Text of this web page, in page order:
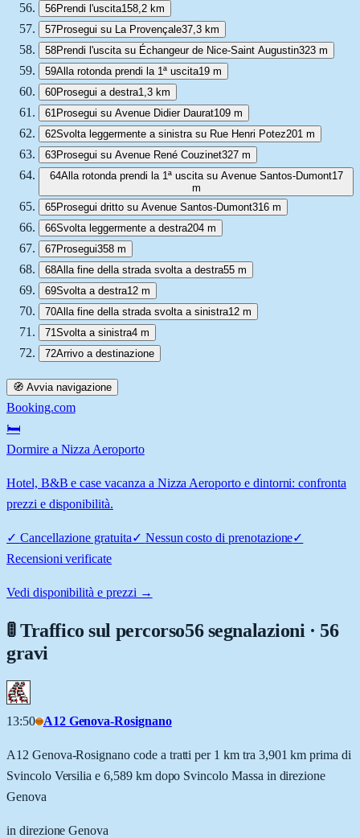
56Prendi l'uscita158,2 km
57Prosegui su La Provençale37,3 km
58Prendi l'uscita su Échangeur de Nice-Saint Augustin323 m
59Alla rotonda prendi la 1ª uscita19 m
60Prosegui a destra1,3 km
61 Prosegui su Avenue Didier Daurat109 m
62Svolta leggermente a sinistra su Rue Henri Potez201 m
63Prosegui su Avenue René Couzinet327 m
64Alla rotonda prendi la 1ª uscita su Avenue Santos-Dumont17
m
65Prosegui dritto su Avenue Santos-Dumont316 m
66Svolta leggermente a destra204 m
67Prosegui358 m
68Alla fine della strada svolta a destra55 m
69Svolta a destra12 m
70Alla fine della strada svolta a sinistra12 m
71Svolta a sinistra4 m
72Arrivo a destinazione
🧭 Avvia navigazione
Booking.com
🛏️
Dormire a Nizza Aeroporto
Hotel, B&B e case vacanza a Nizza Aeroporto e dintorni: confronta
prezzi e disponibilità.
✓ Cancellazione gratuita✓ Nessun costo di prenotazione✓
Recensioni verificate
Vedi disponibilità e prezzi →
🚦 Traffico sul percorso56 segnalazioni · 56
gravi
13:50 A12 Genova-Rosignano
A12 Genova-Rosignano code a tratti per 1 km tra 3,901 km prima di
Svincolo Versilia e 6,589 km dopo Svincolo Massa in direzione
Genova
in direzione Genova